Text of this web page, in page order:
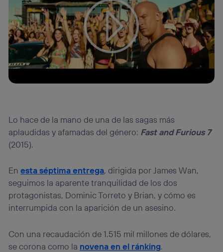
este contenido
Configurar cookies
Lo hace de la mano de una de las sagas más
aplaudidas y afamadas del género: Fast and Furious 7
(2015).
Enesta séptima entrega, dirigida por James Wan,
seguimos la aparente tranquilidad de los dos
protagonistas, Dominic Torreto y Brian, y cómo es
interrumpida con la aparición de un asesino.
Con una recaudación de 1.515 mil millones de dólares,
se corona como la novena en el ránking.